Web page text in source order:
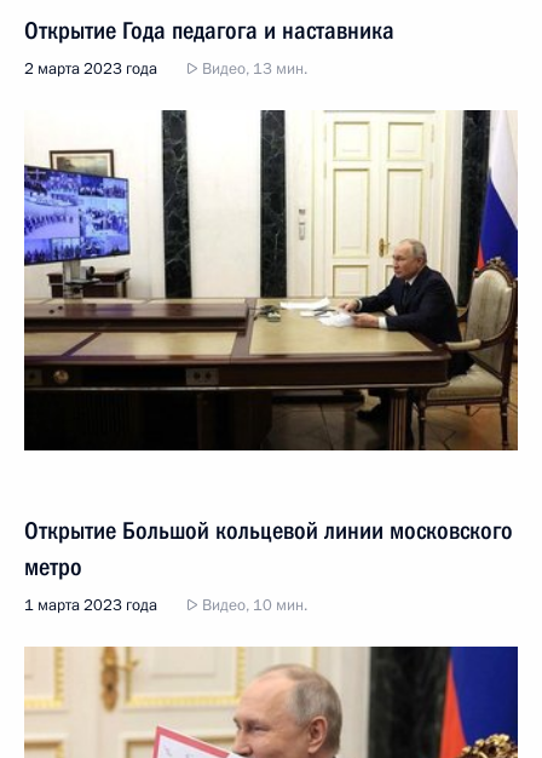
Открытие Года педагога и наставника
2 марта 2023 года Видео, 13 мин.
Открытие Большой кольцевой линии московского
метро
1 марта 2023 года Видео, 10 мин.